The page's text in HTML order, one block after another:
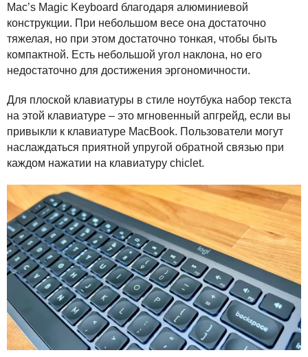
Mac’s Magic Keyboard благодаря алюминиевой
конструкции. При небольшом весе она достаточно
тяжелая, но при этом достаточно тонкая, чтобы быть
компактной. Есть небольшой угол наклона, но его
недостаточно для достижения эргономичности.
Для плоской клавиатуры в стиле ноутбука набор текста
на этой клавиатуре – это мгновенный апгрейд, если вы
привыкли к клавиатуре MacBook. Пользователи могут
наслаждаться приятной упругой обратной связью при
каждом нажатии на клавиатуру chiclet.